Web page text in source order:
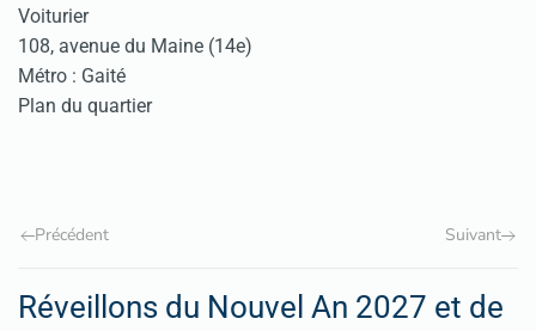
Voiturier
108, avenue du Maine (14e)
Métro : Gaité
Plan du quartier
Précédent Suivant
Réveillons du Nouvel An 2027 et de